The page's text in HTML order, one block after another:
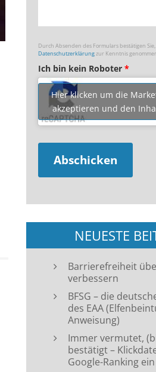
Durch Absenden des Formulars bestätigen
Datenschutzerklärungzur Kenntnis
Ich bin kein Roboter *
Hier klicken um die
akzeptieren und den
NEUESTE
Barrierefreiheit
verbessern
BFSG – die
des EAA
Anweisung)
Immer vermutet,
bestätigt –
Google-Ranking ein